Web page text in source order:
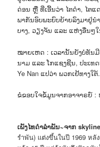
ດ່ອນ ຫຼື ທີ່ເອີ້ນວ່າ ໄຕດຳ, ໄຕ
ພາກັນອົບພະຍົບຍ້າຍລົງມາຢູ່ນ
ບາງ, ວຽງຈັນ ແລະ ແຫ່ງອື່ນໆ
ໝາຍເຫດ : ເວລານັ້ນຍັງບໍ່ທັນ
ນາມ ແລະ ໂກແຊງຊີນ, ປະເ
Ye Nan ແປວ່າ ພວກເຢ້ທາງໃຕ້.
ຂໍຂອບໃຈຂໍ້ມູນຈາກອາຈາຣຍ໌
ເພັງໄທດຳລຳພັນ~ຈາກ
รำพัน) แต่งขึ้นในปี 1969 หลั